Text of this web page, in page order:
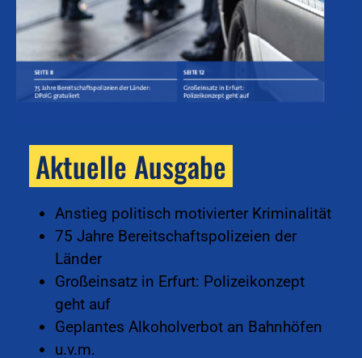
Aktuelle Ausgabe
Anstieg politisch motivierter Kriminalität
75 Jahre Bereitschaftspolizeien der
Länder
Großeinsatz in Erfurt: Polizeikonzept
geht auf
Geplantes Alkoholverbot an Bahnhöfen
u.v.m.